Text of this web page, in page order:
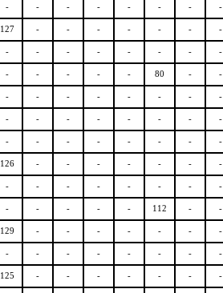
- - - - - - - -
127 - - - - - - -
- - - - - - - -
- - - - - 80 - -
- - - - - - - -
- - - - - - - -
- - - - - - - -
126 - - - - - - -
- - - - - - - -
- - - - - 112 - -
129 - - - - - - -
- - - - - - - -
125 - - - - - - -